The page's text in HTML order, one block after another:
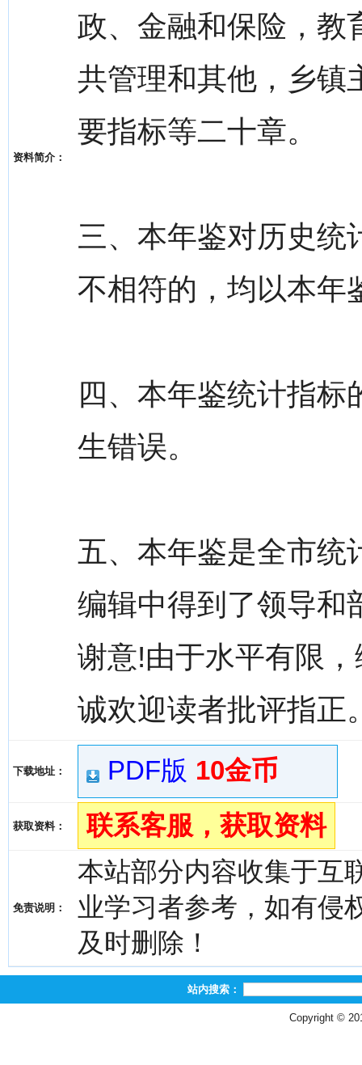
资料简介：
政、金融和保险，教
共管理和其他，乡镇
要指标等二十章。
三、本年鉴对历史统
不相符的，均以本年
四、本年鉴统计指
生错误。
五、本年鉴是全市统
编辑中得到了领导和
谢意!由于水平有限
诚欢迎读者批评指正
下载地址： PDF版 10金币
获取资料： 联系客服，获取资料
免责说明：
本站部分内容收集于互
业学习者参考，如有侵
及时删除！
站内搜索：
Copyright ©